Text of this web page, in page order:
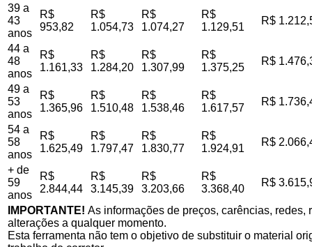
39 a
43
anos
R$
953,82
R$
1.054,73
R$
1.074,27
R$
1.129,51
R$
44 a
48
anos
R$
1.161,33
R$
1.284,20
R$
1.307,99
R$
1.375,25
R$
49 a
53
anos
R$
1.365,96
R$
1.510,48
R$
1.538,46
R$
1.617,57
R$
54 a
58
anos
R$
1.625,49
R$
1.797,47
R$
1.830,77
R$
1.924,91
R$
+ de
59
anos
R$
2.844,44
R$
3.145,39
R$
3.203,66
R$
3.368,40
R$
IMPORTANTE! As informações de preços, carências,
alterações a qualquer momento.
Esta ferramenta não tem o objetivo de substituir o material